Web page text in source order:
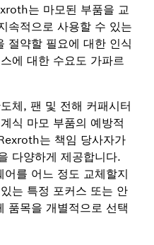
는 마모된 부품을 교
속적으로 사용할 수 있는
절약할 필요에 대한 인식
에 대한 수요도 가파르
체, 팬 및 전해 커패시터
식 마모 부품의 예방적
는 책임 당사자가
다양하게 제공합니다.
를 어느 정도 교체할지
는 특정 포커스 또는 안
품목을 개별적으로 선택